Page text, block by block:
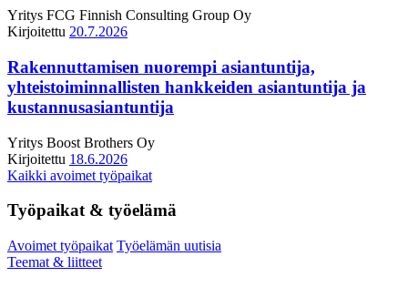
Yritys FCG Finnish Consulting Group Oy
Kirjoitettu 20.7.2026
Rakennuttamisen nuorempi asiantuntija,
yhteistoiminnallisten hankkeiden asiantuntija ja
kustannusasiantuntija
Yritys Boost Brothers Oy
Kirjoitettu 18.6.2026
Kaikki avoimet työpaikat
Työpaikat & työelämä
Avoimet työpaikat Työelämän uutisia
Teemat & liitteet